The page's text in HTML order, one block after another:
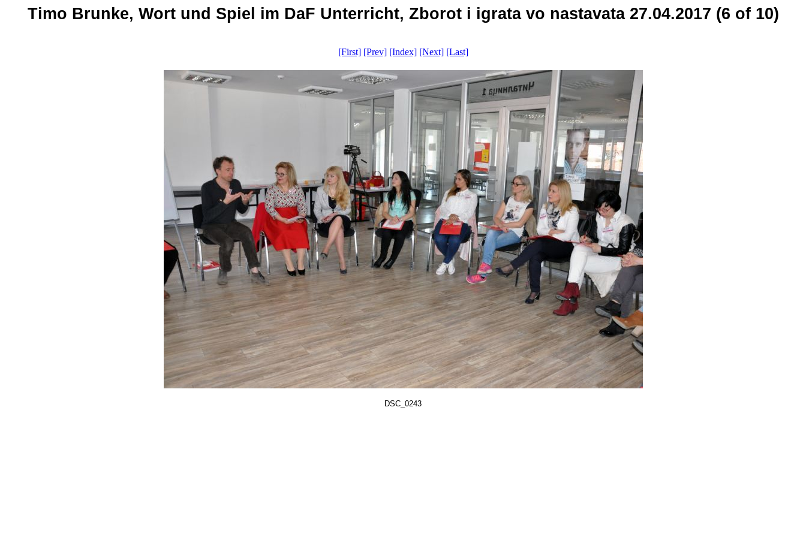
Timo Brunke, Wort und Spiel im DaF Unterricht, Zborot i igrata vo nastavata 27.04.2017 (6 of 10)
[First] [Prev] [Index] [Next] [Last]
DSC_0243